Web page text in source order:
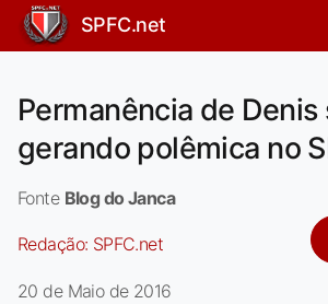
SPFC.net
Permanência de Denis
gerando polêmica no
Fonte Blog do Janca
Redação: SPFC.net
20 de Maio de 2016